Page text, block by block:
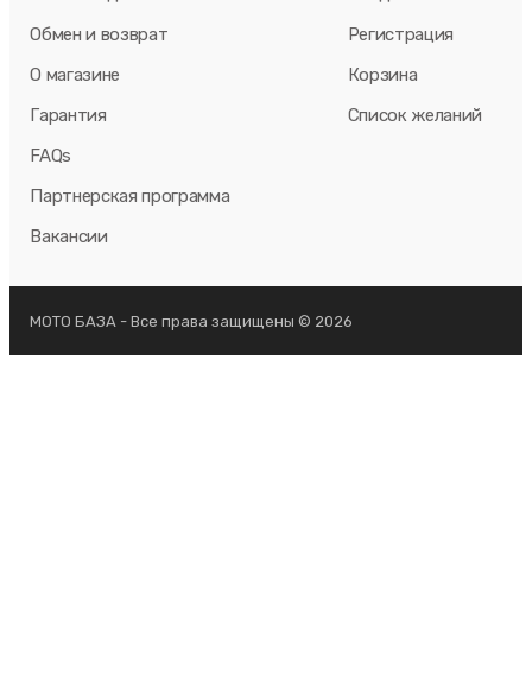
Обмен и возврат
О магазине
Гарантия
FAQs
Партнерская программа
Вакансии
Регистрация
Корзина
Список желаний
МОТО БАЗА - Все права защищены © 2026